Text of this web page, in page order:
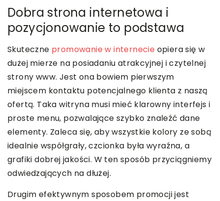
Dobra strona internetowa i
pozycjonowanie to podstawa
Skuteczne promowanie w internecie opiera się w
dużej mierze na posiadaniu atrakcyjnej i czytelnej
strony www. Jest ona bowiem pierwszym
miejscem kontaktu potencjalnego klienta z naszą
ofertą. Taka witryna musi mieć klarowny interfejs i
proste menu, pozwalające szybko znaleźć dane
elementy. Zaleca się, aby wszystkie kolory ze sobą
idealnie współgrały, czcionka była wyraźna, a
grafiki dobrej jakości. W ten sposób przyciągniemy
odwiedzających na dłużej.
Drugim efektywnym sposobem promocji jest